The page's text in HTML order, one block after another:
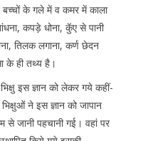
के गले में व कमर में काला
कपड़े धोना, कुॅए से पानी
तिलक लगाना, कर्ण छेदन
के ही तथ्य है।
इस ज्ञान को लेकर गये कहीं-
ने इस ज्ञान को जापान
से जानी पहचानी गई। वहां पर